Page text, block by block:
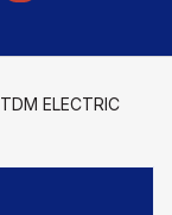
TDM ELECTRIC